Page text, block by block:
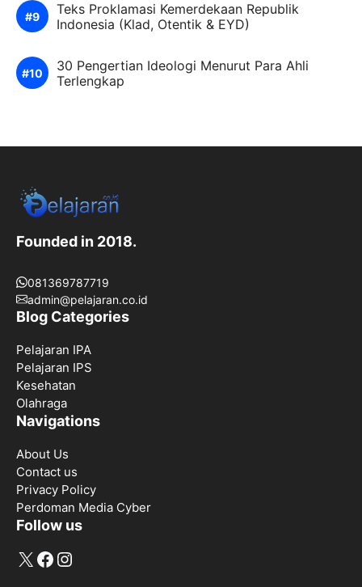
Teks Proklamasi Kemerdekaan Republik
Indonesia (Klad, Otentik & EYD)
30 Pengertian Ideologi Menurut Para Ahli
Terlengkap
Founded in 2018.
081369787719
admin@pelajaran.co.id
Blog Categories
Pelajaran IPA
Pelajaran IPS
Kesehatan
Olahraga
Navigations
About Us
Contact us
Privacy Policy
Perdoman Media Cyber
Follow us
X Facebook
Instagram